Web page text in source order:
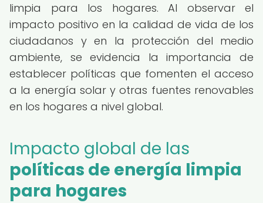
limpia para los hogares. Al observar el
impacto positivo en la calidad de vida de los
ciudadanos y en la protección del medio
ambiente, se evidencia la importancia de
establecer políticas que fomenten el acceso
a la energía solar y otras fuentes renovables
en los hogares a nivel global.
Impacto global de las
políticas de energía limpia
para hogares